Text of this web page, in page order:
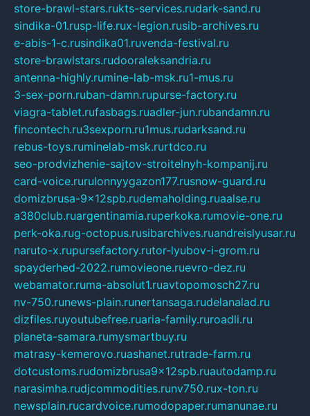
store-brawl-stars.rukts-services.rudark-sand.ru
sindika-01.rusp-life.rux-legion.rusib-archives.ru
e-abis-1-c.rusindika01.ruvenda-festival.ru
store-brawlstars.rudooraleksandria.ru
antenna-highly.rumine-lab-msk.ru1-mus.ru
3-sex-porn.ruban-damn.rupurse-factory.ru
viagra-tablet.rufasbags.ruadler-jun.rubandamn.ru
fincontech.ru3sexporn.ru1mus.rudarksand.ru
rebus-toys.ruminelab-msk.rurtdco.ru
seo-prodvizhenie-sajtov-stroitelnyh-kompanij.ru
card-voice.rurulonnyygazon177.rusnow-guard.ru
domizbrusa-9x12spb.rudemaholding.ruaalse.ru
a380club.ruargentinamia.ruperkoka.rumovie-one.ru
perk-oka.rug-octopus.rusibarchives.ruandreislyusar.ru
naruto-x.rupursefactory.rutor-lyubov-i-grom.ru
spayderhed-2022.rumovieone.ruevro-dez.ru
webamator.ruma-absolut1.ruavtopomosch27.ru
nv-750.runews-plain.runertansaga.rudelanalad.ru
dizfiles.ruyoutubefree.ruaria-family.ruroadli.ru
planeta-samara.rumysmartbuy.ru
matrasy-kemerovo.ruashanet.rutrade-farm.ru
dotcustoms.rudomizbrusa9x12spb.ruautodamp.ru
narasimha.rudjcommodities.runv750.rux-ton.ru
newsplain.rucardvoice.rumodopaper.rumanunae.ru